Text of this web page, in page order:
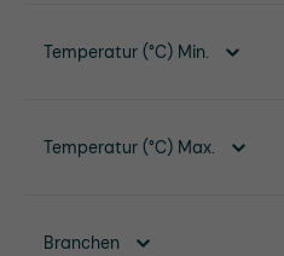
Temperatur (°C) Min.
Temperatur (°C) Max.
Branchen